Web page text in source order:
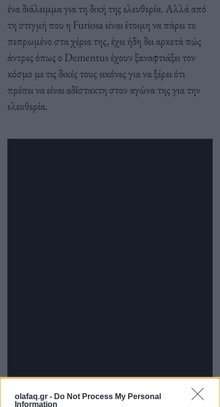
olafaq.gr - Do Not Process My Personal
Information
ένα διάλειμμα για τη δική της ελευθερία. Αλλά από
τη στιγμή που η Furiosa είναι έτοιμη να πάρει το
πεπρωμένο στα χέρια της, έχει ήδη δει αρκετά πώς
άντρες όπως ο Dementus έχουν ξαναφτιάξει τον
κόσμο με τις δικές τους εικόνες για να ξέρει ότι
πρέπει να είναι αδίστακτη στον αγώνα της για την
ελευθερία.